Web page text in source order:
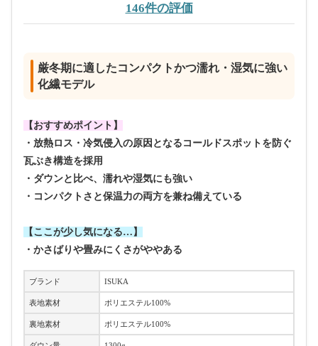
146件の評価
厳冬期に適したコンパクトかつ濡れ・湿気に強い
化繊モデル
【おすすめポイント】
・放熱ロス・冷気侵入の原因となるコールドスポットを防ぐ
瓦ぶき構造を採用
・ダウンと比べ、濡れや湿気にも強い
・コンパクトさと保温力の両方を兼ね備えている
【ここが少し気になる…】
・かさばりや畳みにくさがややある
ブランド ISUKA
表地素材 ポリエステル100%
裏地素材 ポリエステル100%